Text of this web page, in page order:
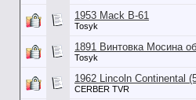
1953 Mack B-61
Tosyk
1891 Винтовка Мосина
Tosyk
1962 Lincoln Continental
CERBER TVR